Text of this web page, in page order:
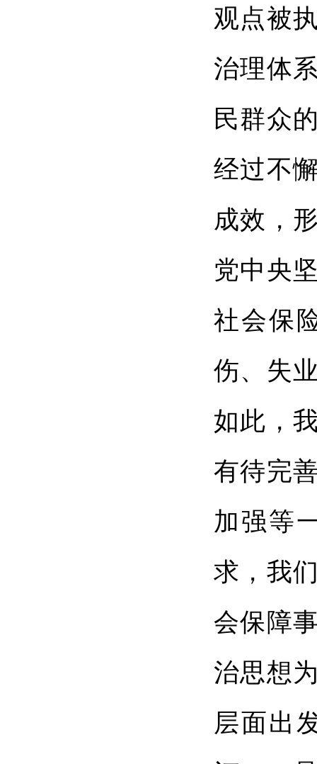
观点被
治理体
民群众
经过不
成效，
党中央
社会保
伤、失
如此，
有待完
加强等
求，我
会保障
治思想
层面出